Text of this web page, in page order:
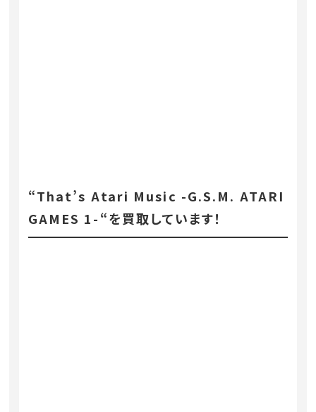
“That’s Atari Music -G.S.M. ATARI
GAMES 1-“を買取しています！